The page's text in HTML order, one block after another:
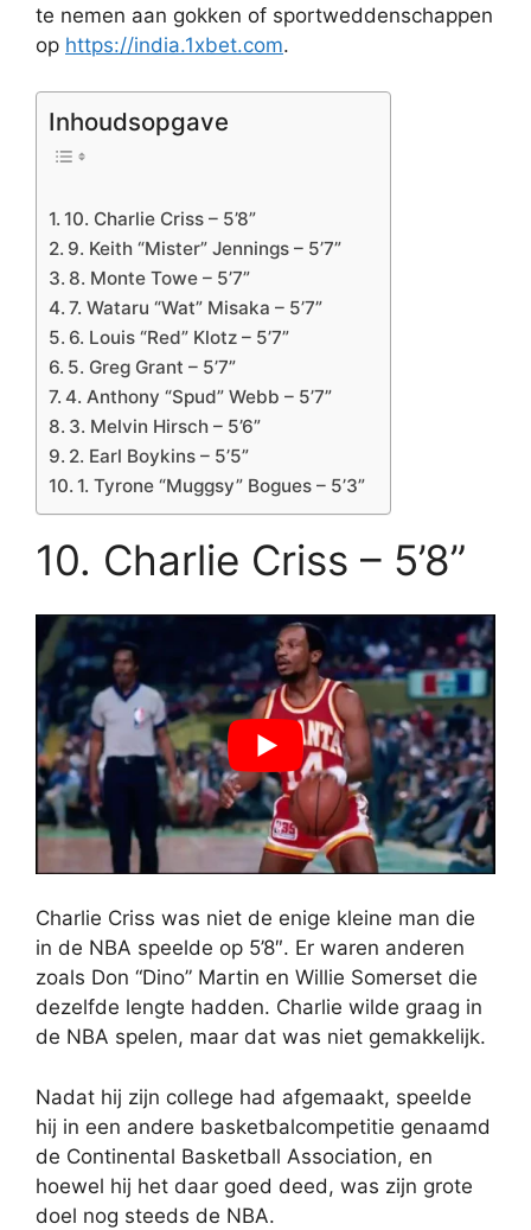
te nemen aan gokken of sportweddenschappen
op https://india.1xbet.com.
Inhoudsopgave
10. Charlie Criss – 5’8”
9. Keith “Mister” Jennings – 5’7”
8. Monte Towe – 5’7”
7. Wataru “Wat” Misaka – 5’7”
6. Louis “Red” Klotz – 5’7”
5. Greg Grant – 5’7”
4. Anthony “Spud” Webb – 5’7”
3. Melvin Hirsch – 5’6”
2. Earl Boykins – 5’5”
1. Tyrone “Muggsy” Bogues – 5’3”
10. Charlie Criss – 5’8”
Charlie Criss was niet de enige kleine man die
in de NBA speelde op 5’8″. Er waren anderen
zoals Don “Dino” Martin en Willie Somerset die
dezelfde lengte hadden. Charlie wilde graag in
de NBA spelen, maar dat was niet gemakkelijk.
Nadat hij zijn college had afgemaakt, speelde
hij in een andere basketbalcompetitie genaamd
de Continental Basketball Association, en
hoewel hij het daar goed deed, was zijn grote
doel nog steeds de NBA.